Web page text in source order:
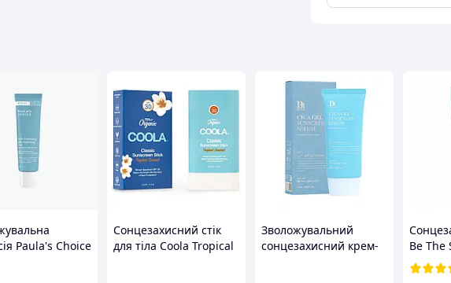
сонця.
комфортна текстура та турбота про шкіру в
Paula's Choice
Сонцезахисний стік
для тіла Coola Tropical
Зволожувальний
сонцезахисний крем-
Be The
Zero
Sun